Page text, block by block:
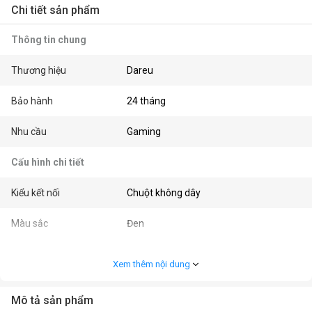
Chi tiết sản phẩm
Thông tin chung
Thương hiệu Dareu
Bảo hành 24 tháng
Nhu cầu Gaming
Cấu hình chi tiết
Kiểu kết nối Chuột không dây
Màu sắc Đen
Xem thêm nội dung
Mô tả sản phẩm